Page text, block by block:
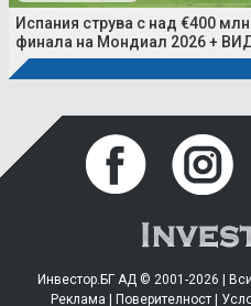
Испания струва с над €400
финала на Мондиал 2026 +
Инвестор.БГ АД © 2001-2026 |
Реклама
Поверителност|